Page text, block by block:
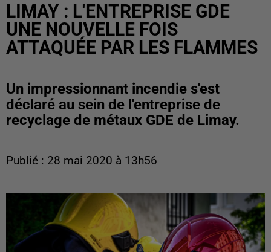
LIMAY : L'ENTREPRISE GDE
UNE NOUVELLE FOIS
ATTAQUÉE PAR LES FLAMMES
Un impressionnant incendie s'est
déclaré au sein de l'entreprise de
recyclage de métaux GDE de Limay.
Publié : 28 mai 2020 à 13h56